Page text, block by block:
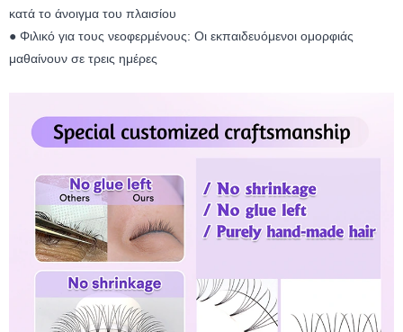
κατά το άνοιγμα του πλαισίου
● Φιλικό για τους νεοφερμένους: Οι εκπαιδευόμενοι ομορφιάς
μαθαίνουν σε τρεις ημέρες